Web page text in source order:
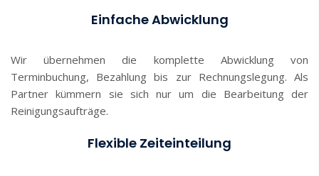
Einfache Abwicklung
Wir übernehmen die komplette Abwicklung von
Terminbuchung, Bezahlung bis zur Rechnungslegung. Als
Partner kümmern sie sich nur um die Bearbeitung der
Reinigungsaufträge.
Flexible Zeiteinteilung